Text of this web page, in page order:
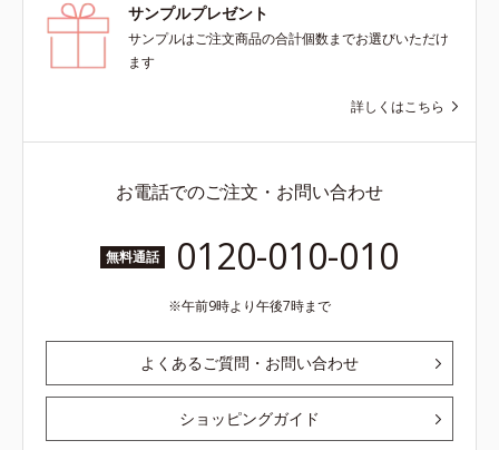
サンプルプレゼント
サンプルはご注文商品の合計個数までお選びいただけ
ます
詳しくはこちら
お電話でのご注文・お問い合わせ
無料通話 0120-010-010
午前9時より午後7時まで
よくあるご質問・お問い合わせ
ショッピングガイド